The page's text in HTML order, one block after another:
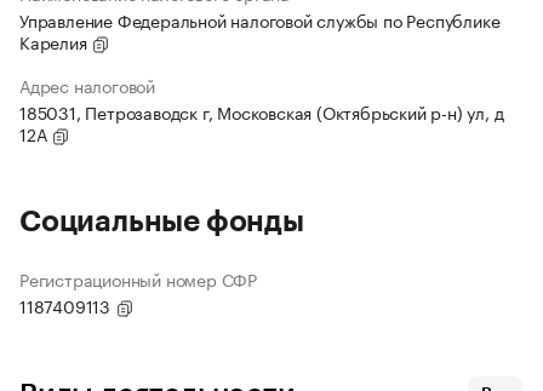
Управление Федеральной налоговой службы по Республике
Карелия
Адрес налоговой
185031, Петрозаводск г, Московская (Октябрьский р-н) ул, д
12А
Социальные фонды
Регистрационный номер СФР
1187409113